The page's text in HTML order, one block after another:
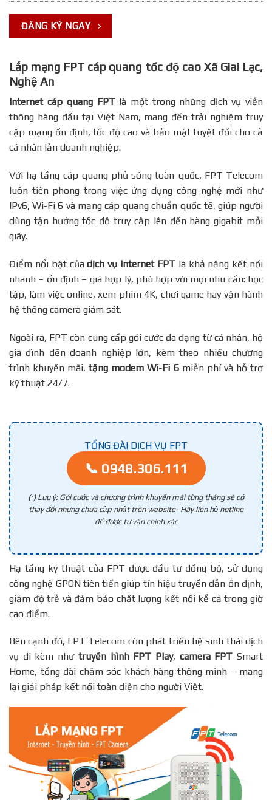
ĐĂNG KÝ NGAY
Lắp mạng FPT cáp quang tốc độ cao Xã Giai Lạc,
Nghệ An
Internet cáp quang FPTlà một trong những dịch vụ viễn
thông hàng đầu tại Việt Nam, mang đến trải nghiệm truy
cập mạng ổn định, tốc độ cao và bảo mật tuyệt đối cho cả
cá nhân lẫn doanh nghiệp.
Với hạ tầng cáp quang phủ sóng toàn quốc, FPT Telecom
luôn tiên phong trong việc ứng dụng công nghệ mới như
IPv6, Wi-Fi 6 và mạng cáp quang chuẩn quốc tế, giúp người
dùng tận hưởng tốc độ truy cập lên đến hàng gigabit mỗi
giây.
Điểm nổi bật củadịch vụ Internet FPTlà khả năng kết nối
nhanh – ổn định – giá hợp lý, phù hợp với mọi nhu cầu: học
tập, làm việc online, xem phim 4K, chơi game hay vận hành
hệ thống camera giám sát.
Ngoài ra, FPT còn cung cấp gói cước đa dạng từ cá nhân, hộ
gia đình đến doanh nghiệp lớn, kèm theo nhiều chương
trình khuyến mãi, tặng modem Wi-Fi 6miễn phí và hỗ trợ
kỹ thuật 24/7.
TỔNG ĐÀI DỊCH VỤ FPT
📞 0948.306.111
(*) Lưu ý: Gói cước và chương trình khuyến mãi từng tháng sẽ có
thay đổi nhưng chưa cập nhật trên website- Hãy liên hệ hotline
để được tư vấn chính xác
Hạ tầng kỹ thuật của FPT được đầu tư đồng bộ, sử dụng
công nghệ GPON tiên tiến giúp tín hiệu truyền dẫn ổn định,
giảm độ trễ và đảm bảo chất lượng kết nối kể cả trong giờ
cao điểm.
Bên cạnh đó, FPT Telecom còn phát triển hệ sinh thái dịch
vụ đi kèm nhưtruyền hình FPT Play, camera FPT Smart
Home, tổng đài chăm sóc khách hàng thông minh – mang
lại giải pháp kết nối toàn diện cho người Việt.